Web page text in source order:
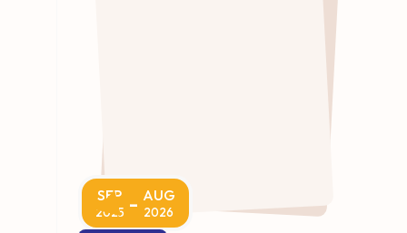
SEP
2025 - AUG
2026